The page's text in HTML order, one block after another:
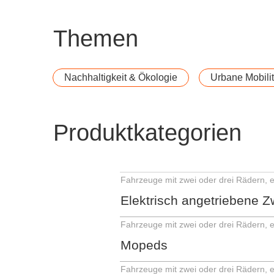
Themen
Nachhaltigkeit & Ökologie Urbane
Produktkategorien
Elektrisch angetriebene
Mopeds